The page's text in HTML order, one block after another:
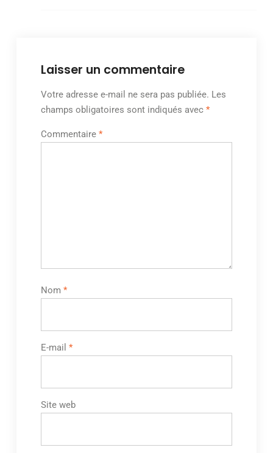
Laisser un commentaire
Votre adresse e-mail ne sera pas publiée. Les
champs obligatoires sont indiqués avec *
Commentaire *
Nom *
E-mail *
Site web